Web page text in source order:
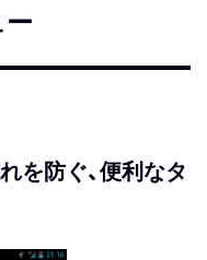
を防ぐ、便利なタ